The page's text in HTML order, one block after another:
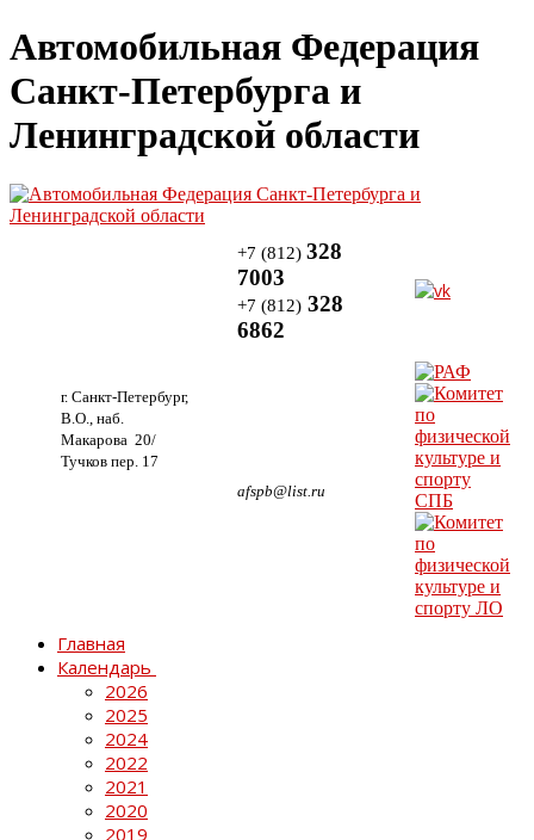
Автомобильная Федерация
Санкт-Петербурга и
Ленинградской области
г. Санкт-Петербург,
В.О., наб.
Макарова 20/
Тучков пер. 17
+7 (812) 328
7003
+7 (812) 328
6862
afspb@list.ru
Главная
Календарь
2026
2025
2024
2022
2021
2020
2019